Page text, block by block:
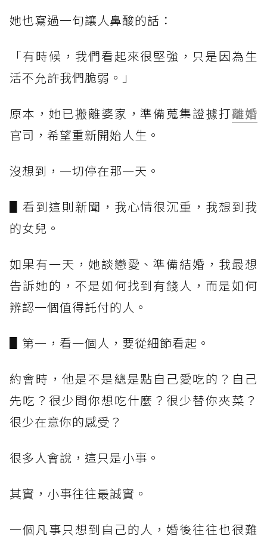
她也寫過一句讓人鼻酸的話：
「有時候，我們看起來很堅強，只是因為生
活不允許我們脆弱。」
原本，她已搬離婆家，準備蒐集證據打離婚
官司，希望重新開始人生。
沒想到，一切停在那一天。
▋看到這則新聞，我心情很沉重，我想到我
的女兒。
如果有一天，她談戀愛、準備結婚，我最想
告訴她的，不是如何找到有錢人，而是如何
辨認一個值得託付的人。
▋第一，看一個人，要從細節看起。
約會時，他是不是總是點自己愛吃的？自己
先吃？很少問你想吃什麼？很少替你夾菜？
很少在意你的感受？
很多人會說，這只是小事。
其實，小事往往最誠實。
一個凡事只想到自己的人，婚後往往也很難